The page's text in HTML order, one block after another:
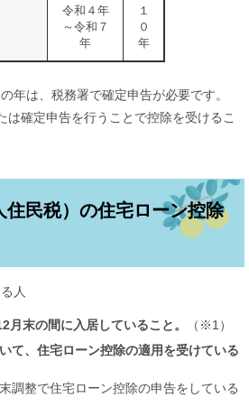
令和４年
～令和７
年
１
０
年
年は、税務署で確定申告が必要です。
は確定申告を行うことで控除を受けるこ
住民税）の住宅ローン控除
人
月末の間に入居していること。
（※1）
て、住宅ローン控除の適用を受けている
調整で住宅ローン控除の申告をしている